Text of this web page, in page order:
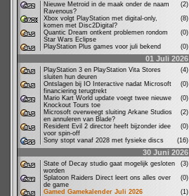
Nieuwe Metroid in de maak onder de naam
Ravenous?
(2)
Xbox volgt PlayStation met digital-only,
komen met Disc2Digital?
(8)
Quantic Dream ontkent problemen rondom
Star Wars Eclipse
(0)
PlayStation Plus games voor juli bekend
(0)
01 Juli 2026
PlayStation 3 en PlayStation Vita Stores
sluiten hun deuren
(4)
Ontslagen bij IO Interactive nadat Microsoft
financiering terugtrekt
(0)
Mario Kart World update voegt twee nieuwe
Knockout Tours toe
(0)
Microsoft overweegt sluiting Arkane Studios
en annuleren van Blade?
(2)
Resident Evil 2 director heeft bijzonder idee
voor spin-off
(0)
Sony stopt vanaf 2028 met fysieke discs
(16)
30 Juni 2026
State of Decay studio gaat mogelijk gesloten
worden
(3)
Splatoon Raiders Direct leert ons alles over
de game
(0)
Gamed Gamekalender Juli 2026
(1)